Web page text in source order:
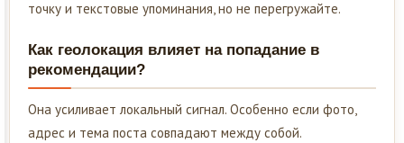
точку и текстовые упоминания, но не перегружайте.
Как геолокация влияет на попадание в
рекомендации?
Она усиливает локальный сигнал. Особенно если фото,
адрес и тема поста совпадают между собой.